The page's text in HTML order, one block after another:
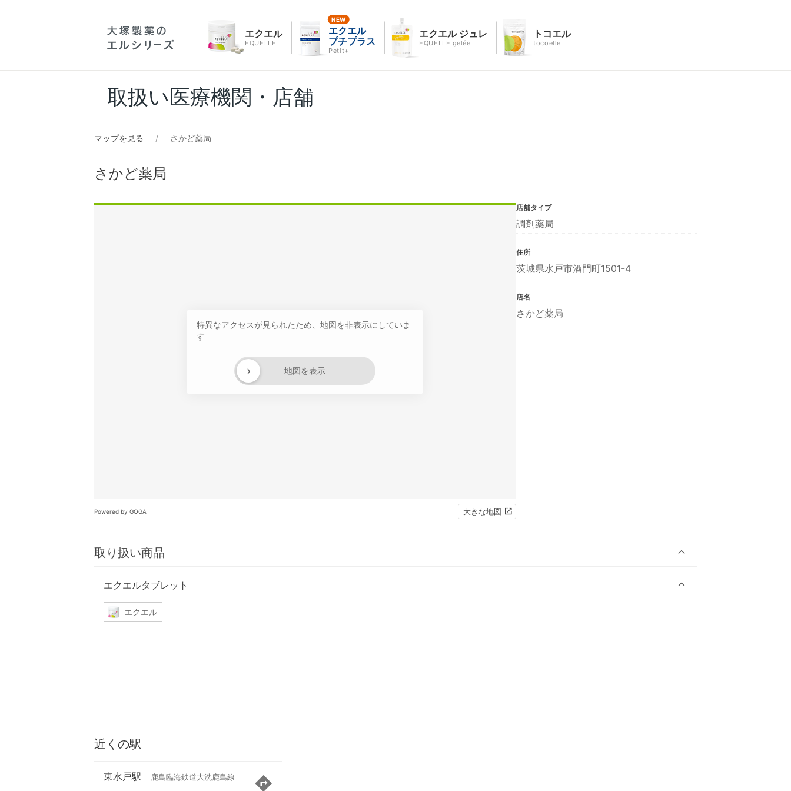
エクエル
EQUELLE
エクエル
プチプラス
Petit+
エクエル ジュレ
EQUELLE gelée
トコエル
tocoelle
取扱い医療機関・店舗
マップを見る さかど薬局
さかど薬局
特異なアクセスが見られたため、地図を非表示にしていま
す
地図を表示
›
Powered by GOGA 大きな地図
取り扱い商品
エクエルタブレット
エクエル
店舗タイプ
調剤薬局
住所
茨城県水戸市酒門町1501-4
店名
さかど薬局
近くの駅
東水戸駅 鹿島臨海鉄道大洗鹿島線